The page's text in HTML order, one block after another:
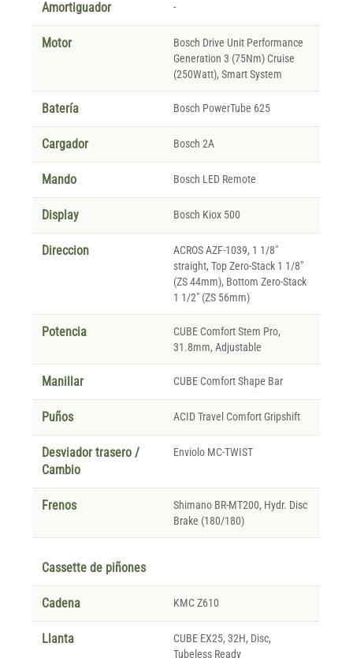
Amortiguador -
Motor
Bosch Drive Unit Performance
Generation 3 (75Nm) Cruise
(250Watt), Smart System
Batería Bosch PowerTube 625
Cargador Bosch 2A
Mando Bosch LED Remote
Display Bosch Kiox 500
Direccion
ACROS AZF-1039, 1 1/8"
straight, Top Zero-Stack 1 1/8"
(ZS 44mm), Bottom Zero-Stack
1 1/2" (ZS 56mm)
Potencia
CUBE Comfort Stem Pro,
31.8mm, Adjustable
Manillar CUBE Comfort Shape Bar
Puños ACID Travel Comfort Gripshift
Desviador trasero /
Cambio
Enviolo MC-TWIST
Frenos
Shimano BR-MT200, Hydr. Disc
Brake (180/180)
Cassette de piñones
Cadena KMC Z610
Llanta
CUBE EX25, 32H, Disc,
Tubeless Ready